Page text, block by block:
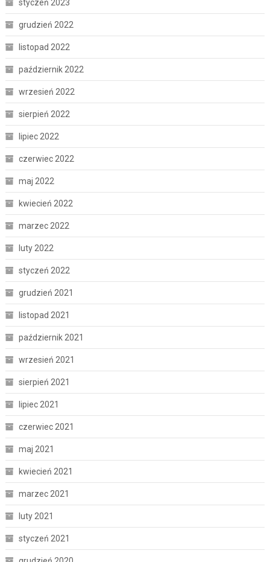
styczeń 2023
grudzień 2022
listopad 2022
październik 2022
wrzesień 2022
sierpień 2022
lipiec 2022
czerwiec 2022
maj 2022
kwiecień 2022
marzec 2022
luty 2022
styczeń 2022
grudzień 2021
listopad 2021
październik 2021
wrzesień 2021
sierpień 2021
lipiec 2021
czerwiec 2021
maj 2021
kwiecień 2021
marzec 2021
luty 2021
styczeń 2021